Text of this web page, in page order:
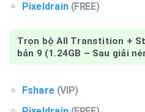
Pixeldrain (FREE)
Trọn bộ All Transtition +
bản 9 (1.24GB – Sau giải
Fshare (VIP)